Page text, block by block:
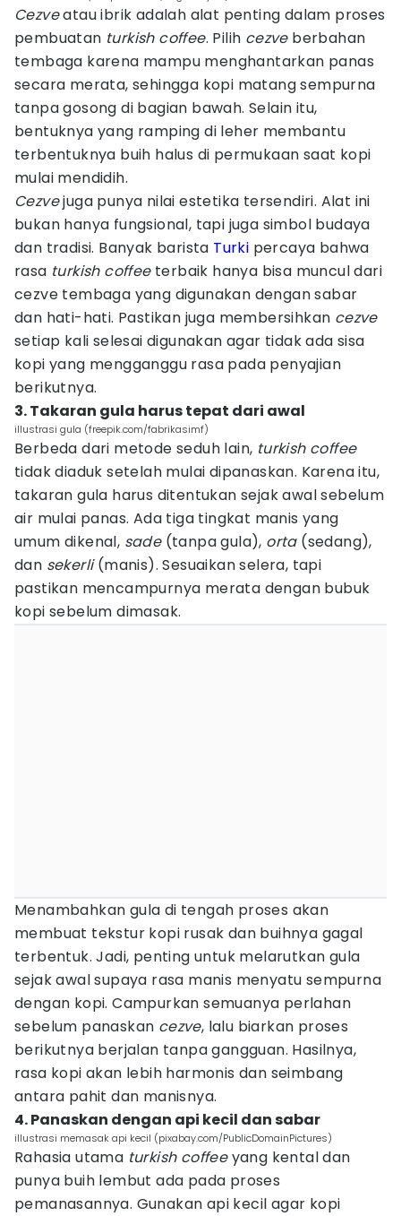
Cezveatau ibrik adalah alat penting dalam proses
pembuatan turkish coffee. Pilih cezveberbahan
tembaga karena mampu menghantarkan panas
secara merata, sehingga kopi matang sempurna
tanpa gosong di bagian bawah. Selain itu,
bentuknya yang ramping di leher membantu
terbentuknya buih halus di permukaan saat kopi
mulai mendidih.
Cezvejuga punya nilai estetika tersendiri. Alat ini
bukan hanya fungsional, tapi juga simbol budaya
dan tradisi. Banyak barista Turki percaya bahwa
rasa turkish coffeeterbaik hanya bisa muncul dari
cezve tembaga yang digunakan dengan sabar
dan hati-hati. Pastikan juga membersihkan cezve
setiap kali selesai digunakan agar tidak ada sisa
kopi yang mengganggu rasa pada penyajian
berikutnya.
3. Takaran gula harus tepat dari awal
illustrasi gula (freepik.com/fabrikasimf)
Berbeda dari metode seduh lain, turkish coffee
tidak diaduk setelah mulai dipanaskan. Karena itu,
takaran gula harus ditentukan sejak awal sebelum
air mulai panas. Ada tiga tingkat manis yang
umum dikenal, sade(tanpa gula), orta(sedang),
dan sekerli(manis). Sesuaikan selera, tapi
pastikan mencampurnya merata dengan bubuk
kopi sebelum dimasak.
Menambahkan gula di tengah proses akan
membuat tekstur kopi rusak dan buihnya gagal
terbentuk. Jadi, penting untuk melarutkan gula
sejak awal supaya rasa manis menyatu sempurna
dengan kopi. Campurkan semuanya perlahan
sebelum panaskan cezve, lalu biarkan proses
berikutnya berjalan tanpa gangguan. Hasilnya,
rasa kopi akan lebih harmonis dan seimbang
antara pahit dan manisnya.
4. Panaskan dengan api kecil dan sabar
illustrasi memasak api kecil (pixabay.com/PublicDomainPictures)
Rahasia utama turkish coffeeyang kental dan
punya buih lembut ada pada proses
pemanasannya. Gunakan api kecil agar kopi